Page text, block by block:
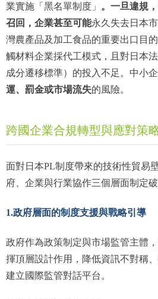
業實施「黑名單制度」 。一旦違規
召回，企業甚至可能永久失去日本
灣農產品及加工食品的重要出口目
觸材料企業採代工模式，且對日本
成分遷移標準）的投入不足。中小
運、罰金或市場流失的風險。
跨國企業合規轉型與應對策
面對日本PL制度帶來的技術性貿易
府、企業與行業協作三個層面制定破
1.政府層面的制度支援與戰略引導
政府作為政策制定與市場監管主體
揮頂層設計作用，降低資訊不對稱
建立國際監管對話平台。